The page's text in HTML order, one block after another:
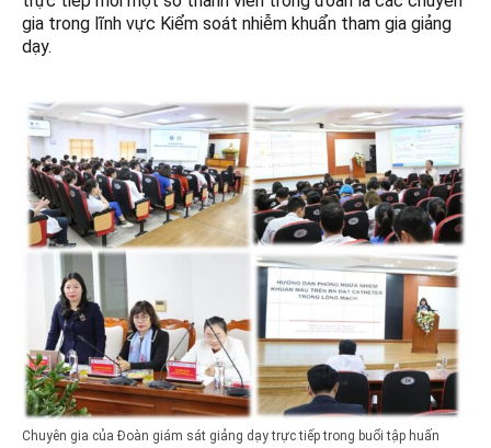
gia trong lĩnh vực Kiểm soát nhiễm khuẩn tham gia giảng
dạy.
Chuyên gia của Đoàn giám sát giảng dạy trực tiếp trong buổi tập huấn